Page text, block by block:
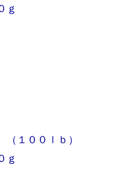
ｇ
１００ｌｂ）
ｇ